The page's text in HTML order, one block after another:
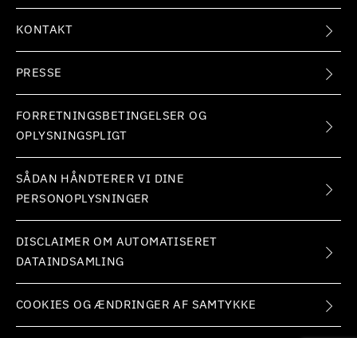
KONTAKT
PRESSE
FORRETNINGSBETINGELSER OG
OPLYSNINGSPLIGT
SÅDAN HÅNDTERER VI DINE
PERSONOPLYSNINGER
DISCLAIMER OM AUTOMATISERET
DATAINDSAMLING
COOKIES OG ÆNDRINGER AF SAMTYKKE